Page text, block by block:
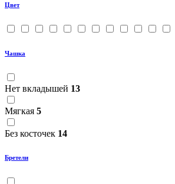
Цвет
Чашка
Нет вкладышей 13
Мягкая 5
Без косточек 14
Бретели